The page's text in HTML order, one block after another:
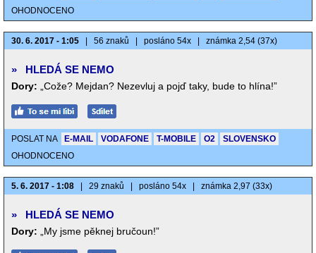
OHODNOCENO
30. 6. 2017 - 1:05 56 znaků posláno 54x známka 2,54 (37x)
» HLEDÁ SE NEMO
Dory: „Cože? Mejdan? Nezevluj a pojď taky, bude to hlína!”
POSLAT NA E-MAIL VODAFONE T-MOBILE O2
SLOVENSKO
OHODNOCENO
5. 6. 2017 - 1:08 29 znaků posláno 54x známka 2,97 (33x)
» HLEDÁ SE NEMO
Dory: „My jsme pěknej bručoun!”